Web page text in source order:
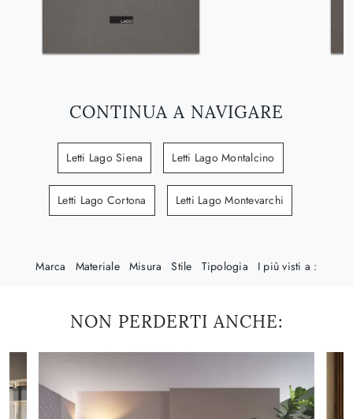
CONTINUA A NAVIGARE
Letti Lago Siena Letti Lago Montalcino
Letti Lago Cortona Letti Lago Montevarchi
Marca Materiale Misura Stile Tipologia I più visti a :
NON PERDERTI ANCHE: